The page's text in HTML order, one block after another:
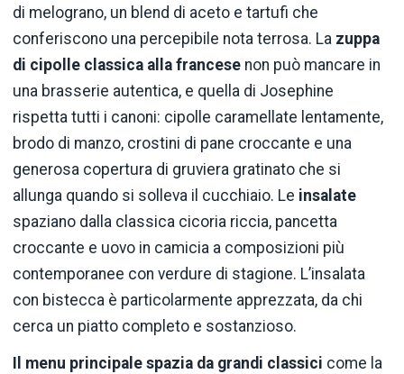
di melograno, un blend di aceto e tartufi che
conferiscono una percepibile nota terrosa. La zuppa
di cipolle classica alla francese non può mancare in
una brasserie autentica, e quella di Josephine
rispetta tutti i canoni: cipolle caramellate lentamente,
brodo di manzo, crostini di pane croccante e una
generosa copertura di gruviera gratinato che si
allunga quando si solleva il cucchiaio. Le insalate
spaziano dalla classica cicoria riccia, pancetta
croccante e uovo in camicia a composizioni più
contemporanee con verdure di stagione. L’insalata
con bistecca è particolarmente apprezzata, da chi
cerca un piatto completo e sostanzioso.
Il menu principale spazia da grandi classici come la